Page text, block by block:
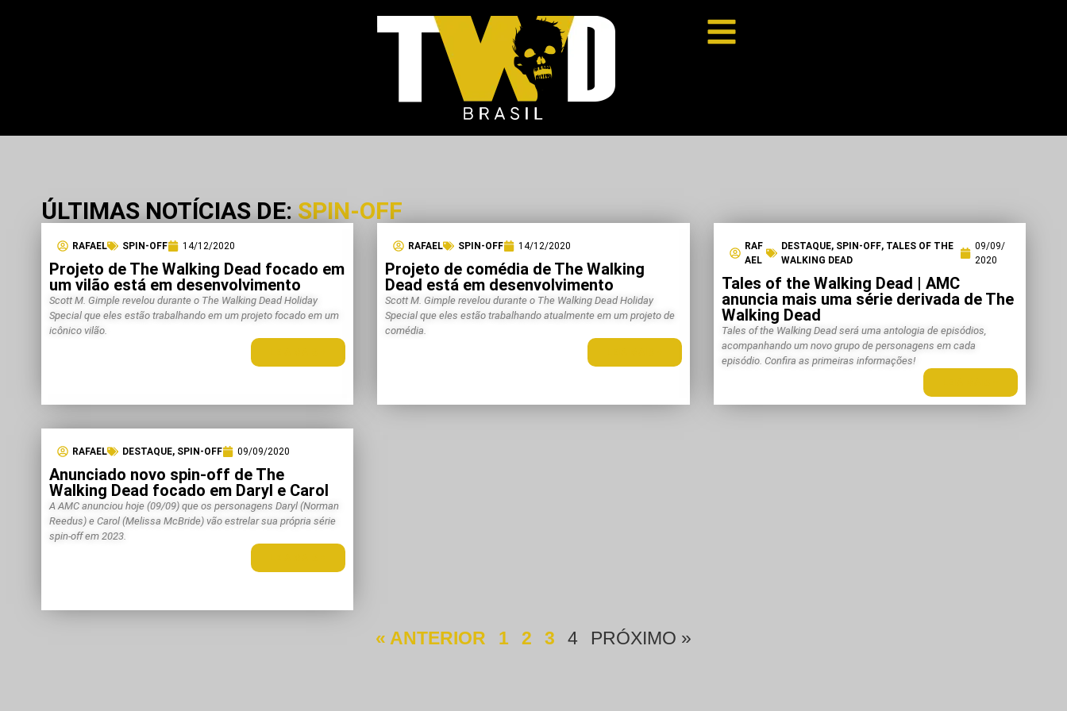
ÚLTIMAS NOTÍCIAS DE: SPIN-OFF
RAFAEL SPIN-OFF 14/12/2020
Projeto de The Walking Dead focado em
um vilão está em desenvolvimento
Scott M. Gimple revelou durante o The Walking Dead Holiday
Special que eles estão trabalhando em um projeto focado em um
icônico vilão.
RAFAEL SPIN-OFF 14/12/2020
Projeto de comédia de The Walking
Dead está em desenvolvimento
Scott M. Gimple revelou durante o The Walking Dead Holiday
Special que eles estão trabalhando atualmente em um projeto de
comédia.
RAF
AEL
DESTAQUE, SPIN-OFF, TALES OF THE
WALKING DEAD
09/09/
2020
Tales of the Walking Dead | AMC
anuncia mais uma série derivada de The
Walking Dead
Tales of the Walking Dead será uma antologia de episódios,
acompanhando um novo grupo de personagens em cada
episódio. Confira as primeiras informações!
RAFAEL DESTAQUE, SPIN-OFF 09/09/2020
Anunciado novo spin-off de The
Walking Dead focado em Daryl e Carol
A AMC anunciou hoje (09/09) que os personagens Daryl (Norman
Reedus) e Carol (Melissa McBride) vão estrelar sua própria série
spin-off em 2023.
« ANTERIOR 1 2 3 4 PRÓXIMO »